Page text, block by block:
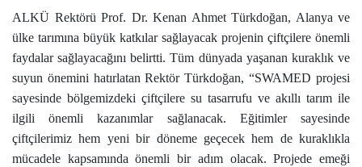
ALKÜ Rektörü Prof. Dr. Kenan Ahmet Türkdoğan, Alanya ve
ülke tarımına büyük katkılar sağlayacak projenin çiftçilere önemli
faydalar sağlayacağını belirtti. Tüm dünyada yaşanan kuraklık ve
suyun önemini hatırlatan Rektör Türkdoğan, “SWAMED projesi
sayesinde bölgemizdeki çiftçilere su tasarrufu ve akıllı tarım ile
ilgili önemli kazanımlar sağlanacak. Eğitimler sayesinde
çiftçilerimiz hem yeni bir döneme geçecek hem de kuraklıkla
mücadele kapsamında önemli bir adım olacak. Projede emeği